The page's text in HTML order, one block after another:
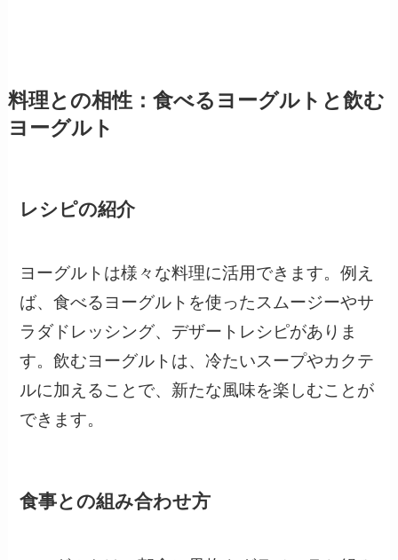
料理との相性：食べるヨーグルトと飲む
ヨーグルト
レシピの紹介
ヨーグルトは様々な料理に活用できます。例え
ば、食べるヨーグルトを使ったスムージーやサ
ラダドレッシング、デザートレシピがありま
す。飲むヨーグルトは、冷たいスープやカクテ
ルに加えることで、新たな風味を楽しむことが
できます。
食事との組み合わせ方